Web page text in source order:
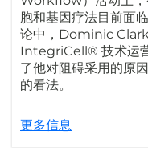
胞和基因疗法目前面
论中，Dominic
IntegriCell® 技术运
了他对阻碍采用的原
的看法。
更多信息